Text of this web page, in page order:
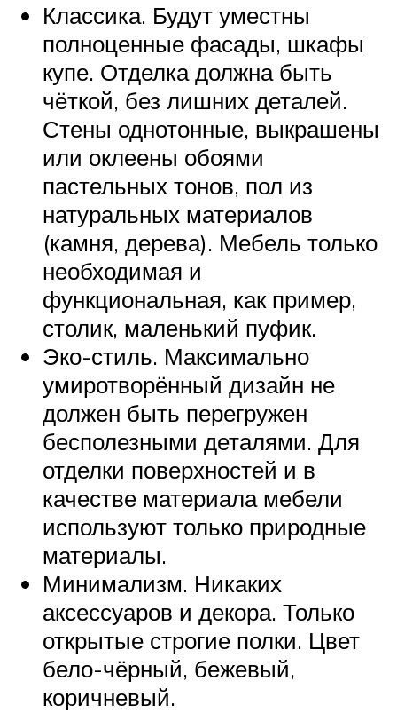
Классика. Будут уместны
полноценные фасады, шкафы
купе. Отделка должна быть
чёткой, без лишних деталей.
Стены однотонные, выкрашены
или оклеены обоями
пастельных тонов, пол из
натуральных материалов
(камня, дерева). Мебель только
необходимая и
функциональная, как пример,
столик, маленький пуфик.
Эко-стиль. Максимально
умиротворённый дизайн не
должен быть перегружен
бесполезными деталями. Для
отделки поверхностей и в
качестве материала мебели
используют только природные
материалы.
Минимализм. Никаких
аксессуаров и декора. Только
открытые строгие полки. Цвет
бело-чёрный, бежевый,
коричневый.